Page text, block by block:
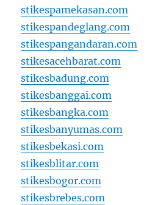
stikespamekasan.com
stikespandeglang.com
stikespangandaran.com
stikesacehbarat.com
stikesbadung.com
stikesbanggai.com
stikesbangka.com
stikesbanyumas.com
stikesbekasi.com
stikesblitar.com
stikesbogor.com
stikesbrebes.com